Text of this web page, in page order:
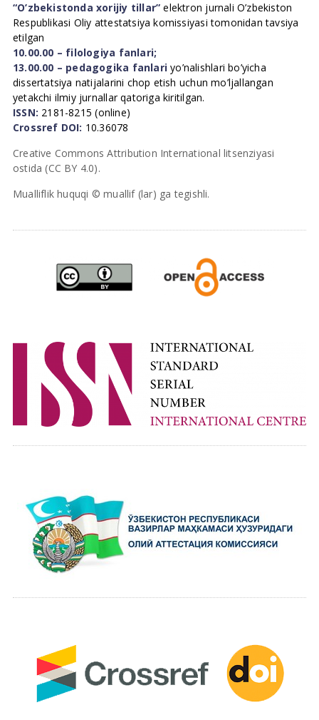
“O’zbekistonda xorijiy tillar” elektron jurnali O’zbekiston
Respublikasi Oliy attestatsiya komissiyasi tomonidan tavsiya
etilgan
10.00.00 – filologiya fanlari;
13.00.00 – pedagogika fanlari yo’nalishlari bo’yicha
dissertatsiya natijalarini chop etish uchun mo’ljallangan
yetakchi ilmiy jurnallar qatoriga kiritilgan.
ISSN: 2181-8215 (online)
Crossref DOI: 10.36078
Creative Commons Attribution International litsenziyasi
ostida (CC BY 4.0).
Mualliflik huquqi © muallif (lar) ga tegishli.